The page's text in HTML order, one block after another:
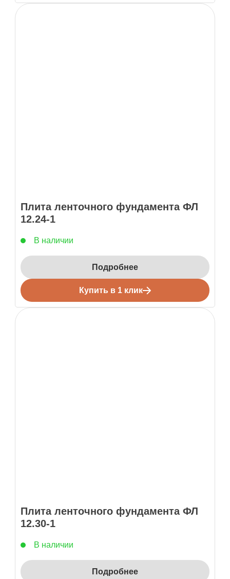
Плита ленточного фундамента ФЛ
12.24-1
В наличии
Подробнее
Купить в 1 клик
Плита ленточного фундамента ФЛ
12.30-1
В наличии
Подробнее